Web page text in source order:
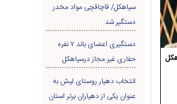
سیاهکل/ قاچاقچی مواد مخدر
دستگیر شد
دستگیری اعضای باند ۷ نفره
حفاری غير مجاز درسیاهکل
انتخاب دهیار روستای لیش به
عنوان یکی از دهیاران برتر استان